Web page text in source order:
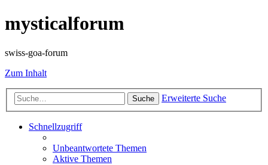
mysticalforum
swiss-goa-forum
Zum Inhalt
Suche Erweiterte Suche
Schnellzugriff
Unbeantwortete Themen
Aktive Themen